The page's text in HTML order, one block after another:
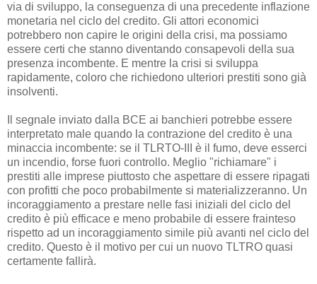
via di sviluppo, la conseguenza di una precedente inflazione
monetaria nel ciclo del credito. Gli attori economici
potrebbero non capire le origini della crisi, ma possiamo
essere certi che stanno diventando consapevoli della sua
presenza incombente. E mentre la crisi si sviluppa
rapidamente, coloro che richiedono ulteriori prestiti sono già
insolventi.
Il segnale inviato dalla BCE ai banchieri potrebbe essere
interpretato male quando la contrazione del credito è una
minaccia incombente: se il TLRTO-III è il fumo, deve esserci
un incendio, forse fuori controllo. Meglio "richiamare" i
prestiti alle imprese piuttosto che aspettare di essere ripagati
con profitti che poco probabilmente si materializzeranno. Un
incoraggiamento a prestare nelle fasi iniziali del ciclo del
credito è più efficace e meno probabile di essere frainteso
rispetto ad un incoraggiamento simile più avanti nel ciclo del
credito. Questo è il motivo per cui un nuovo TLTRO quasi
certamente fallirà.